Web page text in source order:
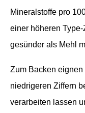
Mineralstoffe pro
einer höheren
gesünder als Mehl
Zum Backen
niedrigeren Ziffern
verarbeiten lassen